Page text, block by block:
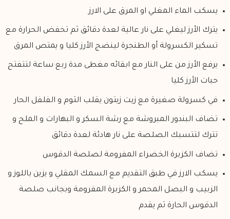
يسكب الماء المغلي او المرق على الارز
يترك الأرز ليغلي على نار عالية لعدة دقائق ثم تخفض الحرارة مع
تسكير الكسرولة أو الطنجرة لينضج الأرز كليا و يمتص المرق
يرفع الأرز من على النار مع ابقائه مغطى مدة ربع ساعة لتتفتح
حبات الأرز كليا
في كسرولة صغيرة مع زيت زيتون يقلب الثوم و الفلفل الحار
تضاف البندور المبروشة مع رشة السكر و البهارات و الملح و
تترك لتتسبك الصلصة على نار هادئة لعدة دقائق
تضاف الكزبرة الخضراء المفرومة لصلصة الدقوس
يسكب الارز في طبق التقديم مع السمك المقلي و يزين باللوز و
الزبيب و البصل المحمر و الكزبرة المفرومة وبجانب صلصة
الدقوس الحارة ثم يقدم